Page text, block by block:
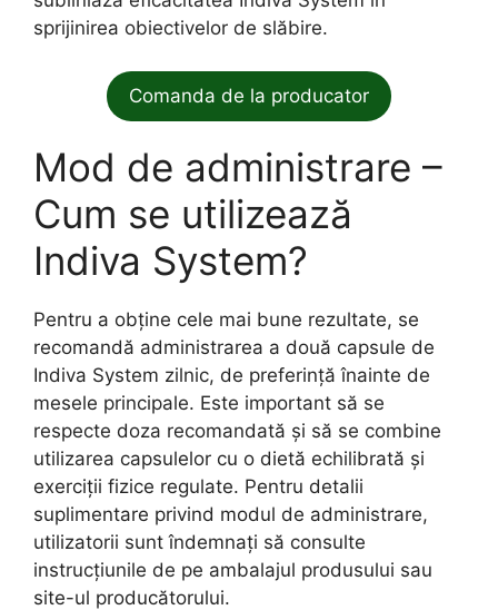
sprijinirea obiectivelor de slăbire.
Comanda de la producator
Mod de administrare –
Cum se utilizează
Indiva System?
Pentru a obține cele mai bune rezultate, se
recomandă administrarea a două capsule de
Indiva System zilnic, de preferință înainte de
mesele principale. Este important să se
respecte doza recomandată și să se combine
utilizarea capsulelor cu o dietă echilibrată și
exerciții fizice regulate. Pentru detalii
suplimentare privind modul de administrare,
utilizatorii sunt îndemnați să consulte
instrucțiunile de pe ambalajul produsului sau
site-ul producătorului.